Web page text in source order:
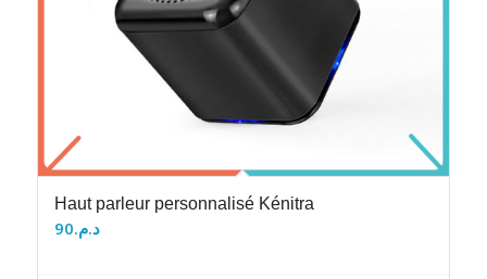
Haut parleur personnalisé Kénitra
د.م.90